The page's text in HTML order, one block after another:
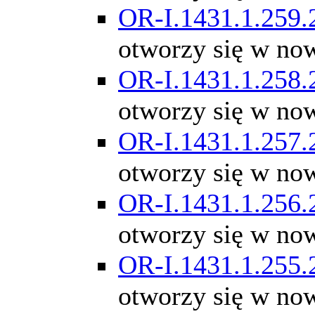
OR-
otworzy się w
OR-
otworzy się w
OR-
otworzy się w
OR-
otworzy się w
OR-
otworzy się w